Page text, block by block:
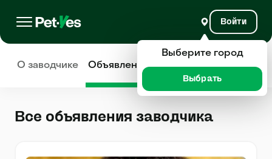
Войти
О заводчике Объявления Отзывы
Все объявления заводчика
Выберите город
Выбрать